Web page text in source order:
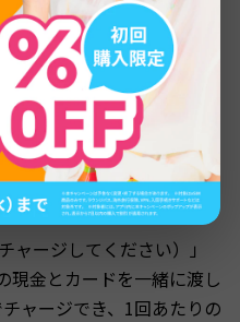
イントがあります。
する手順
な方法です。レジでカー
を伝えるだけで完了しま
ャージしてください）」
現金とカードを一緒に渡し
ャージでき、1回あたりの